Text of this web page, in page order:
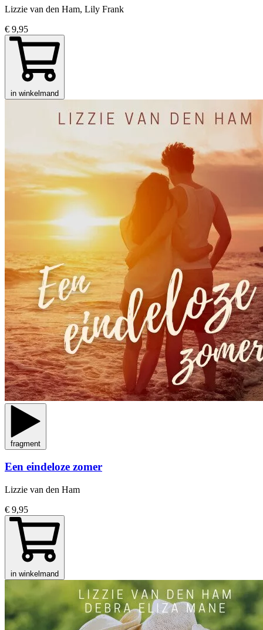
Lizzie van den Ham, Lily Frank
€ 9,95
in winkelmand
fragment
Een eindeloze zomer
Lizzie van den Ham
€ 9,95
in winkelmand